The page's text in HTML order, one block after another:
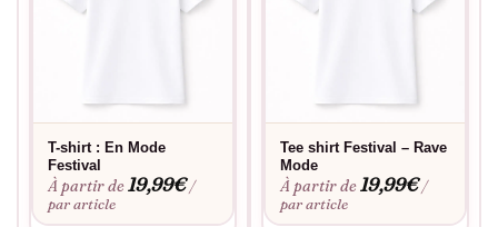
T-shirt : En Mode
Festival
À partir de19,99€ /
par article
Tee shirt Festival – Rave
Mode
À partir de19,99€ /
par article